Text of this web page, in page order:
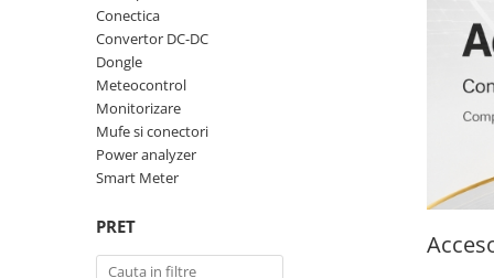
Accesorii Fronius
Invertoare Hibride Fronius
Invertoare On-Grid Fronius
Statii de reincarcare Fronius
Conectica
Convertor DC-DC
Dongle
Meteocontrol
Monitorizare
Mufe si conectori
Power analyzer
Smart Meter
PRET